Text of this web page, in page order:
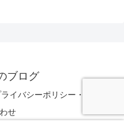
ブログ
イバシーポリシー・免責事項
せ